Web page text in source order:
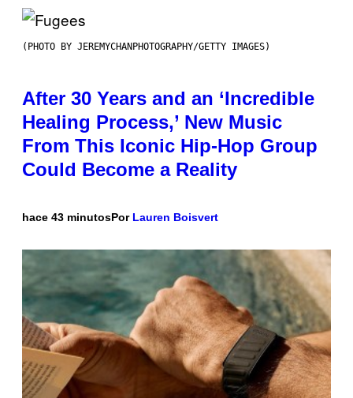
(PHOTO BY JEREMYCHANPHOTOGRAPHY/GETTY IMAGES)
After 30 Years and an ‘Incredible
Healing Process,’ New Music
From This Iconic Hip-Hop Group
Could Become a Reality
hace 43 minutosPor Lauren Boisvert